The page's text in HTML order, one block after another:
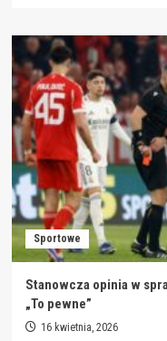
Sportowe
Stanowcza opinia w
„To pewne”
16 kwietnia, 2026